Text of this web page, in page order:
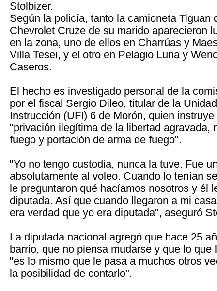
Stolbizer.
Según la policía, tanto la camioneta Tiguan
Chevrolet Cruze de su marido aparecieron
en la zona, uno de ellos en Charrúas y
Villa Tesei, y el otro en Pelagio Luna y
Caseros.
El hecho es investigado personal de la
por el fiscal Sergio Dileo, titular de la
Instrucción (UFI) 6 de Morón, quien
"privación ilegítima de la libertad agravada,
fuego y portación de arma de fuego".
"Yo no tengo custodia, nunca la tuve. Fue
absolutamente al voleo. Cuando lo tenían
le preguntaron qué hacíamos nosotros y él
diputada. Así que cuando llegaron a mi
era verdad que yo era diputada", aseguró
La diputada nacional agregó que hace 25
barrio, que no piensa mudarse y que lo que
"es lo mismo que le pasa a muchos otros
la posibilidad de contarlo".